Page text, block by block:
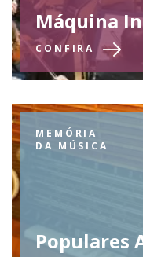
Máquina
CONFIRA
MEMÓRIA
DA MÚSICA
Populares